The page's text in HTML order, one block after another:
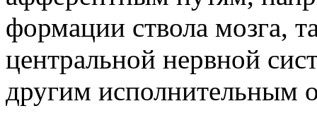
формации ствола мозга,
центральной нервной
другим исполнительным